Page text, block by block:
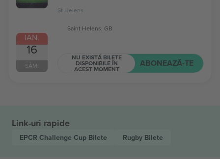
IAN.
16
SÂM.
St Helens
Saint Helens, GB
NU EXISTĂ BILETE
DISPONIBILE ÎN
ACEST MOMENT
ABONEAZĂ-TE
Link-uri rapide
EPCR Challenge Cup Bilete Rugby Bilete